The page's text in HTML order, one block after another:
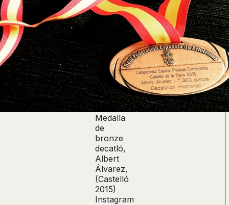
Medalla
de
bronze
decatló,
Albert
Álvarez,
(Castelló
2015)
Instagram